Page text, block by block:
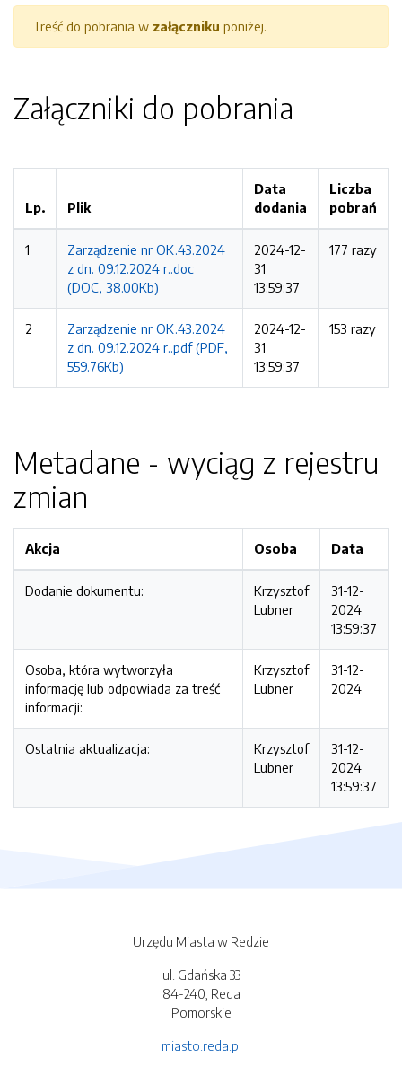
Treść do pobrania w załączniku poniżej.
Załączniki do pobrania
Lp. Plik
Data
dodania
Liczba
pobrań
1
Zarządzenie nr OK.43.2024
z dn. 09.12.2024 r..doc
(DOC, 38.00Kb)
2024-12-
31
13:59:37
177 razy
2
Zarządzenie nr OK.43.2024
z dn. 09.12.2024 r..pdf (PDF,
559.76Kb)
2024-12-
31
13:59:37
153 razy
Metadane - wyciąg z rejestru
zmian
Akcja Osoba Data
Dodanie dokumentu:
Krzysztof
Lubner
31-12-
2024
13:59:37
Osoba, która wytworzyła
informację lub odpowiada za treść
informacji:
Krzysztof
Lubner
31-12-
2024
Ostatnia aktualizacja:
Krzysztof
Lubner
31-12-
2024
13:59:37
Urzędu Miasta w Redzie
ul. Gdańska 33
84-240, Reda
Pomorskie
miasto.reda.pl